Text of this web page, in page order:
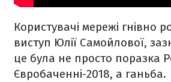
Користувачі мережі гнівно
виступ Юлії Самойлової,
це була не просто поразка
Євробаченні-2018, а ганьба.